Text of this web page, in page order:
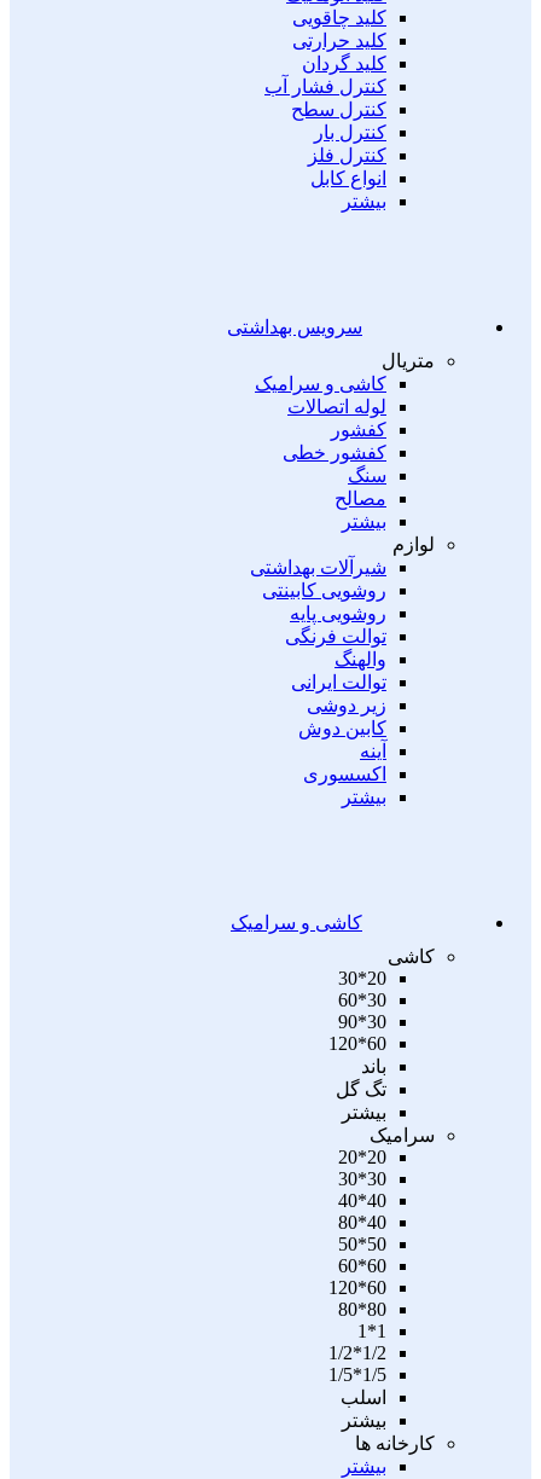
کلید چاقویی
کلید حرارتی
کلید گردان
کنترل فشار آب
کنترل سطح
کنترل بار
کنترل فلز
انواع کابل
بیشتر
سرویس بهداشتی
متریال
کاشی و سرامیک
لوله اتصالات
کفشور
کفشور خطی
سنگ
مصالح
بیشتر
لوازم
شیرآلات بهداشتی
روشویی کابینتی
روشویی پایه
توالت فرنگی
والهنگ
توالت ایرانی
زیر دوشی
کابین دوش
آینه
اکسسوری
بیشتر
کاشی و سرامیک
کاشی
20*30
30*60
30*90
60*120
باند
تگ گل
بیشتر
سرامیک
20*20
30*30
40*40
40*80
50*50
60*60
60*120
80*80
1*1
1/2*1/2
1/5*1/5
اسلب
بیشتر
کارخانه ها
بیشتر